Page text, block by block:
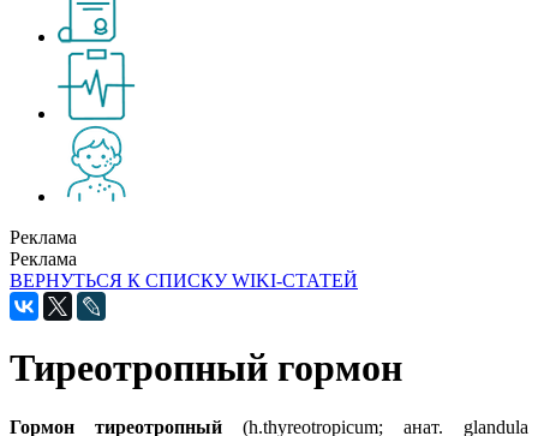
Реклама
Реклама
ВЕРНУТЬСЯ К СПИСКУ WIKI-СТАТЕЙ
Тиреотропный гормон
Гормон тиреотропный (h.thyreotropicum; анат. glandula